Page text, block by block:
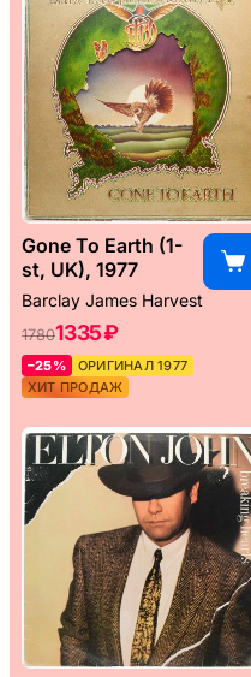
Gone To Earth (1-
st, UK), 1977
Barclay James Harvest
17801335 ₽
–25%
ОРИГИНАЛ 1977
ХИТ ПРОДАЖ